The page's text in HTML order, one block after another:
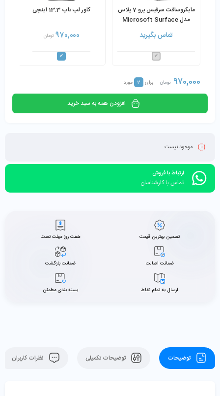
مایکروسافت سرفیس پرو 7 پلاس
مدل Microsoft Surface
Pro 7 Plus Core i5-1135G7
16GB 256GB SSD به همراهتماس بگیرید
کاور لپ تاپ 13.3 اینچی
970,000 تومان
970,000 تومان برای 2 مورد
افزودن همه به سبد خرید
موجود نیست
ارتباط با فروش
تماس با کارشناسان
تضمین بهترین قیمت هفت روز مهلت تست
ضمانت اصالت ضمانت بازگشت
ارسال به تمام نقاط بسته بندی مطمئن
توضیحات توضیحات تکمیلی نظرات کاربران